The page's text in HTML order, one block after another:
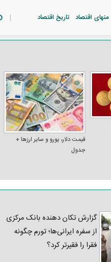
منهای اقتصاد تاریخ اقتصاد
قیمت دلار، یورو و سایر ارز‌ها +
جدول
گزارش تکان‌ دهنده بانک مرکزی
از سفره ایرانی‌ها؛ تورم چگونه
فقرا را فقیرتر کرد؟